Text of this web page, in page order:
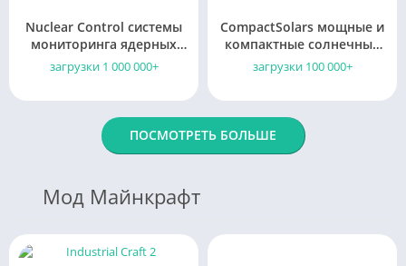
Nuclear Control системы
мониторинга ядерных
реакторов
загрузки 1 000 000+
CompactSolars мощные и
компактные солнечные
панели
загрузки 100 000+
ПОСМОТРЕТЬ БОЛЬШЕ
Мод Майнкрафт